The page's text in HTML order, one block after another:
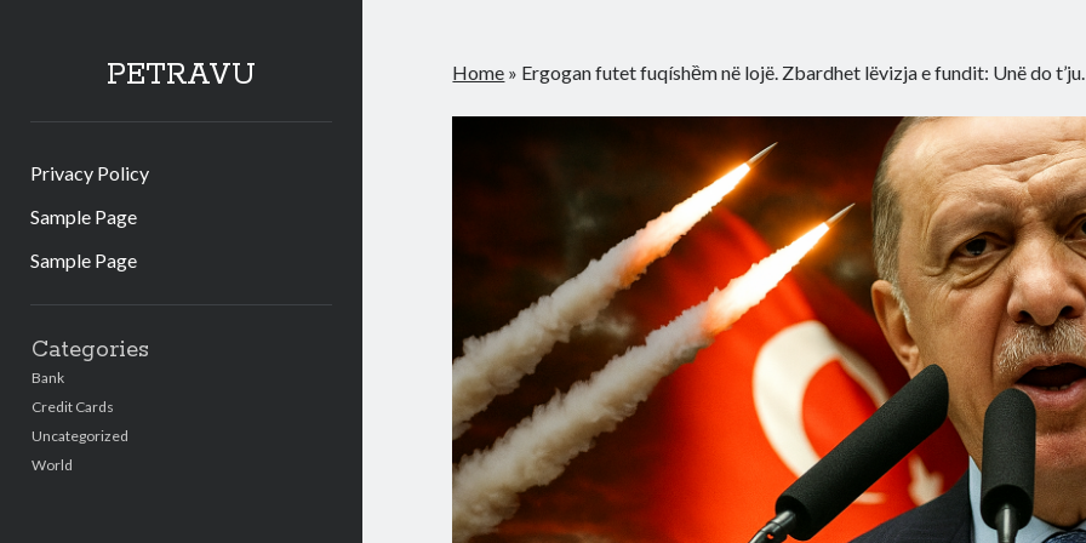
PETRAVU
Privacy Policy
Sample Page
Sample Page
Categories
Bank
Credit Cards
Uncategorized
World
Home » Ergogan futet fuqíshȅm në lojë. Zbardhet lëvizja e fundit: Unë do